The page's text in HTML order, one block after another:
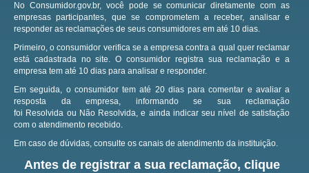
No Consumidor.gov.br, você pode se comunicar diretamente com as
empresas participantes, que se comprometem a receber, analisar e
responder as reclamações de seus consumidores em até 10 dias.
Primeiro, o consumidor verifica se a empresa contra a qual quer reclamar
está cadastrada no site.O consumidor registra sua reclamação e a
empresa tem até 10 dias para analisar e responder.
Em seguida, o consumidor tem até 20 dias para comentar e avaliar a
resposta da empresa, informando se sua reclamação
foi Resolvida ou Não Resolvida, e ainda indicar seu nível de satisfação
com o atendimento recebido.
Em caso de dúvidas, consulte os canais de atendimento da instituição.
Antes de registrar a sua reclamação, clique